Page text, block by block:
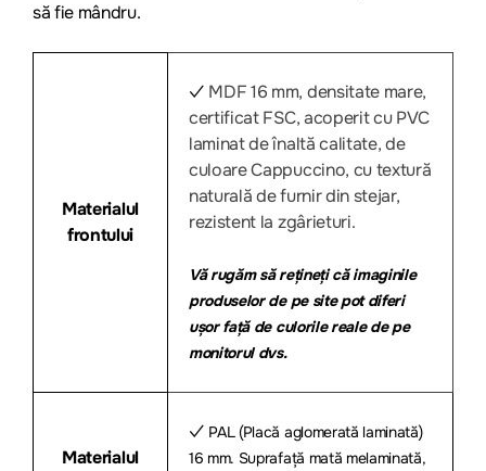
să fie mândru.
Materialul
frontului
✓ MDF 16 mm, densitate mare,
certificat FSC, acoperit cu PVC
laminat de înaltă calitate, de
culoare Cappuccino, cu textură
naturală de furnir din stejar,
rezistent la zgârieturi.
Vă rugăm să rețineți că imaginile
produselor de pe site pot diferi
ușor față de culorile reale de pe
monitorul dvs.
Materialul
✓ PAL (Placă aglomerată laminată)
16 mm. Suprafață mată melaminată,